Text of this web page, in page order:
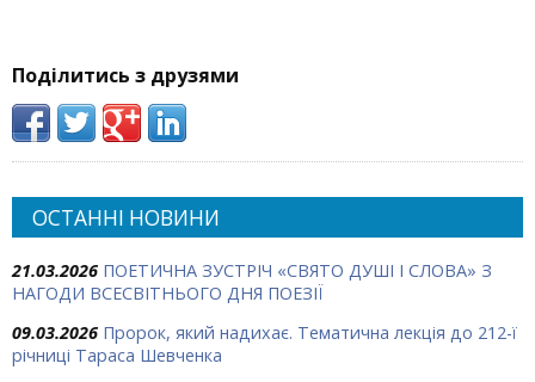
Поділитись з друзями
ОСТАННІ НОВИНИ
21.03.2026 ПОЕТИЧНА ЗУСТРІЧ «СВЯТО ДУШІ І СЛОВА» З
НАГОДИ ВСЕСВІТНЬОГО ДНЯ ПОЕЗІЇ
09.03.2026 Пророк, який надихає. Тематична лекція до 212-ї
річниці Тараса Шевченка